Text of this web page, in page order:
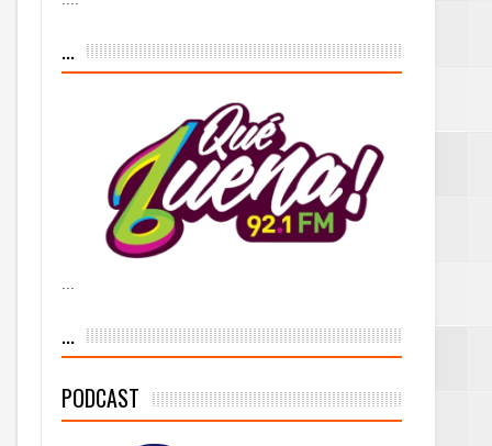
con
vía pública y
de
de la meta de
...
...
PODCAST